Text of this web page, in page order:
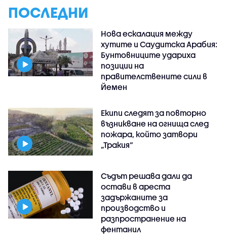
ПОСЛЕДНИ
Нова ескалация между
хутите и Саудитска Арабия:
Бунтовниците удариха
позиции на
правителствените сили в
Йемен
Екипи следят за повторно
възникване на огнища след
пожара, който затвори
„Тракия“
Съдът решава дали да
остави в ареста
задържаните за
производство и
разпространение на
фентанил